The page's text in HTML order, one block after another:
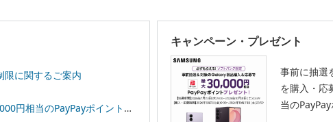
限に関するご案内
のPayPayポイントプレゼント！
キャンペーン・プレゼント
事前に抽選
を購入・応
当の